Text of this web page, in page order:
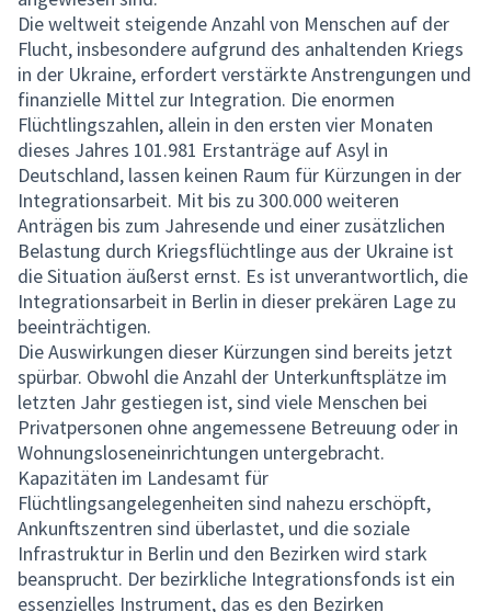
Die weltweit steigende Anzahl von Menschen auf der
Flucht, insbesondere aufgrund des anhaltenden Kriegs
in der Ukraine, erfordert verstärkte Anstrengungen und
finanzielle Mittel zur Integration. Die enormen
Flüchtlingszahlen, allein in den ersten vier Monaten
dieses Jahres 101.981 Erstanträge auf Asyl in
Deutschland, lassen keinen Raum für Kürzungen in der
Integrationsarbeit. Mit bis zu 300.000 weiteren
Anträgen bis zum Jahresende und einer zusätzlichen
Belastung durch Kriegsflüchtlinge aus der Ukraine ist
die Situation äußerst ernst. Es ist unverantwortlich, die
Integrationsarbeit in Berlin in dieser prekären Lage zu
beeinträchtigen.
Die Auswirkungen dieser Kürzungen sind bereits jetzt
spürbar. Obwohl die Anzahl der Unterkunftsplätze im
letzten Jahr gestiegen ist, sind viele Menschen bei
Privatpersonen ohne angemessene Betreuung oder in
Wohnungsloseneinrichtungen untergebracht.
Kapazitäten im Landesamt für
Flüchtlingsangelegenheiten sind nahezu erschöpft,
Ankunftszentren sind überlastet, und die soziale
Infrastruktur in Berlin und den Bezirken wird stark
beansprucht. Der bezirkliche Integrationsfonds ist ein
essenzielles Instrument, das es den Bezirken